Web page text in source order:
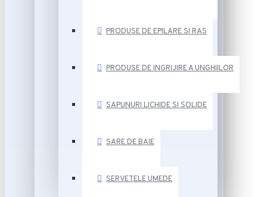
PRODUSE DE EPILARE SI RAS
PRODUSE DE INGRIJIRE A UNGHIILOR
SAPUNURI LICHIDE SI SOLIDE
SARE DE BAIE
SERVETELE UMEDE